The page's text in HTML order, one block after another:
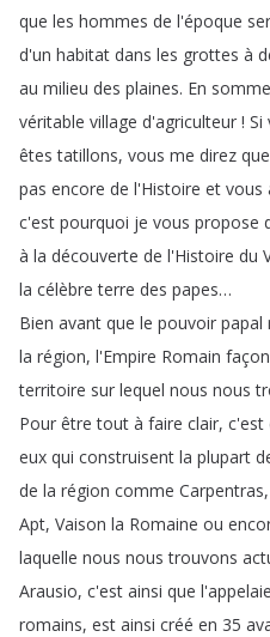
que les hommes de l'époque
d'un habitat dans les grottes à
au milieu des plaines. En somme
véritable village d'agriculteur ! Si
êtes tatillons, vous me direz que
pas encore de l'Histoire et vous
c'est pourquoi je vous propose
à la découverte de l'Histoire du
la célèbre terre des papes…
Bien avant que le pouvoir papal
la région, l'Empire Romain
territoire sur lequel nous nous
Pour être tout à faire clair, c'est
eux qui construisent la plupart
de la région comme Carpentras,
Apt, Vaison la Romaine ou
laquelle nous nous trouvons
Arausio, c'est ainsi que
romains, est ainsi créé en 35